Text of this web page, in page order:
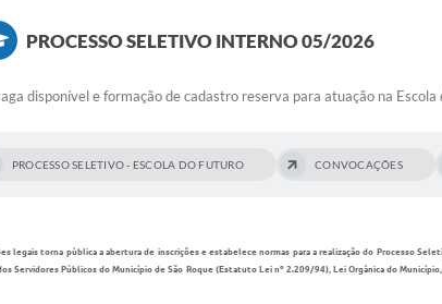
PROCESSO SELETIVO INTERNO 05/2026
disponível e formação de cadastro reserva para atuação na Escola
PROCESSO SELETIVO - ESCOLA DO FUTURO CONVOCAÇÕES
legais torna pública a abertura de inscrições e estabelece normas para a realização do Processo
Servidores Públicos do Município de São Roque (Estatuto Lei nº 2.209/94), Lei Orgânica do